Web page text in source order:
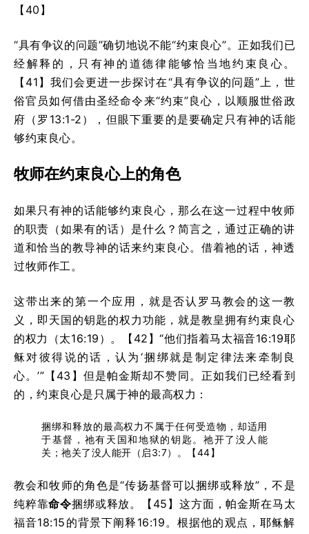
【40】
“具有争议的问题”确切地说不能“约束良心”。正如我们已
经解释的，只有神的道德律能够恰当地约束良心。
【41】我们会更进一步探讨在“具有争议的问题”上，世
俗官员如何借由圣经命令来“约束”良心，以顺服世俗政
府（罗13:1-2），但眼下重要的是要确定只有神的话能
够约束良心。
牧师在约束良心上的角色
如果只有神的话能够约束良心，那么在这一过程中牧师
的职责（如果有的话）是什么？简言之，通过正确的讲
道和恰当的教导神的话来约束良心。借着祂的话，神透
过牧师作工。
这带出来的第一个应用，就是否认罗马教会的这一教
义，即天国的钥匙的权力功能，就是教皇拥有约束良心
的权力（太16:19）。【42】“他们指着马太福音16:19耶
稣对彼得说的话，认为‘捆绑就是制定律法来牵制良
心。’” 【43】 但是帕金斯却不赞同。正如我们已经看到
的，约束良心是只属于神的最高权力：
捆绑和释放的最高权力不属于任何受造物，却适用
于基督，祂有天国和地狱的钥匙。祂开了没人能
关；祂关了没人能开（启3:7）。【44】
教会和牧师的角色是“传扬基督可以捆绑或释放”，不是
纯粹靠命令捆绑或释放。【45】这方面，帕金斯在马太
福音18:15的背景下阐释16:19。根据他的观点，耶稣解